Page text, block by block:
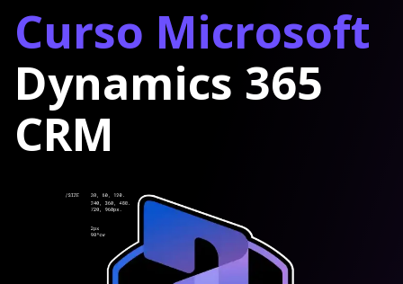
Curso Microsoft
Dynamics 365
CRM